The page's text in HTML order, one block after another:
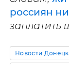
россиян
заплатить
Новости